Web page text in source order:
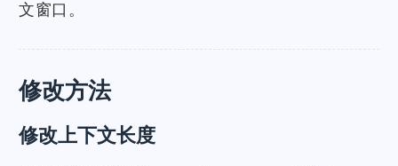
文窗口。
修改方法
修改上下文长度